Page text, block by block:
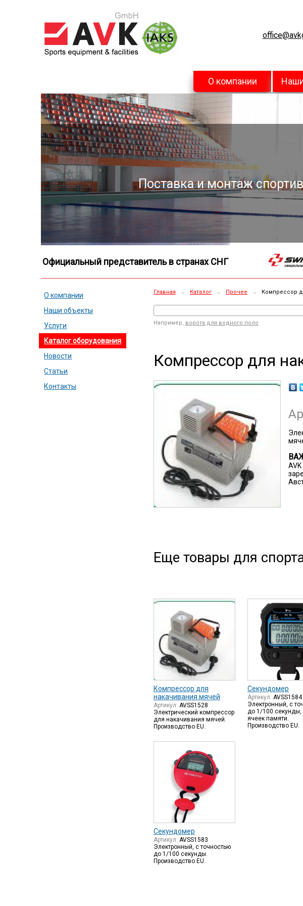
О компании
Поставка и монтаж
Официальный представитель в странах СНГ
О компании
Наши объекты
Услуги
Каталог оборудования
Новости
Статьи
Контакты
Главная → Каталог → Прочее → Компрессор
Например, ворота для водного поло
Компрессор для
Еще товары для
Компрессор для
накачивания мячей
Артикул: AVSS1528
Электрический компрессор
для накачивания мячей.
Производство EU.
Секундомер
Артикул: AVSS1584
Электронный, с
до 1/100 секунды,
ячеек памяти.
Производство EU.
Секундомер
Артикул: AVSS1583
Электронный, с точностью
до 1/100 секунды.
Производство EU.